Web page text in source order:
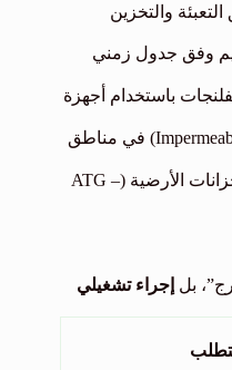
والتخزين
وفق جدول زمني
باستخدام أجهزة
(Impermeable Flooring) في مناطق
في الخزانات الأرضية (ATG –
بل إجراء تشغيلي